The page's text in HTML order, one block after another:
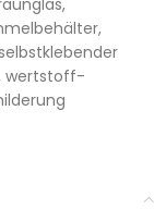
,
,
wertstoff-